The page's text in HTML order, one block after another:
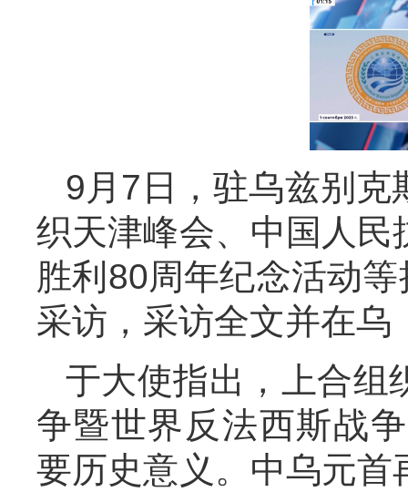
9月7日，驻乌兹别克
织天津峰会、中国人
胜利80周年纪念活动
采访，采访全文并在乌
于大使指出，上合组
争暨世界反法西斯战
要历史意义。中乌元